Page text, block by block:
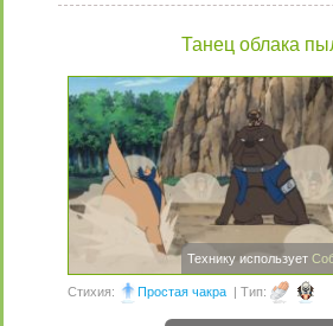
Танец облака
Технику использует
Стихия: Простая чакра | Тип: